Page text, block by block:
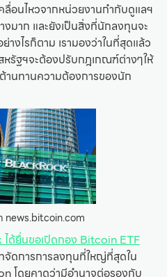
ลื่อนไหวจากหน่วยงานกำกับดูแลฯ
มาก และยังเป็นสิ่งที่นักลงทุนจะ
งไรก็ตาม เรามองว่าในที่สุดแล้ว
รัฐฯจะต้องปรับกฎเกณฑ์ต่างๆให้
านทานความต้องการของนัก
news.bitcoin.com
ด้ยื่นขอเปิดกอง Bitcoin ETF
ดการการลงทุนที่ใหญ่ที่สุดใน
โดยคาดว่ามีอำนาจต่อรองกับ